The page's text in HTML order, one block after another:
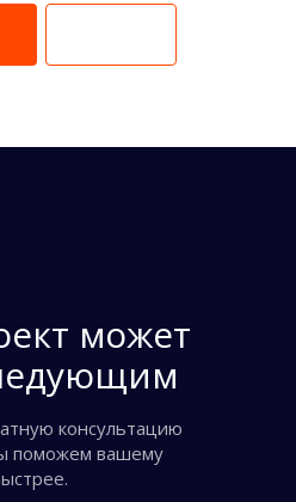
консультацию
поможем вашему
может